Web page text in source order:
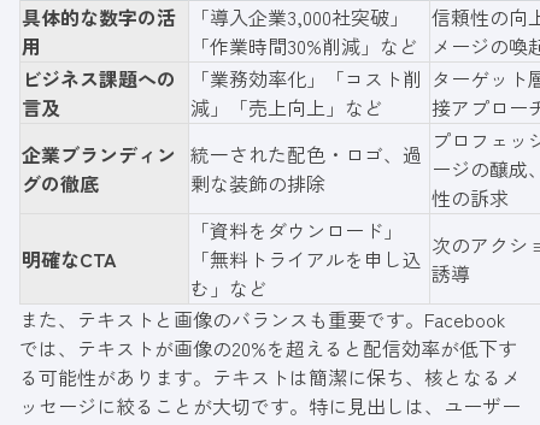
具体的な数字の活
用
「導入企業3,000社突破」
「作業時間30%削減」など
信頼性の向
メージの喚
ビジネス課題への
言及
「業務効率化」「コスト削
減」「売上向上」など
ターゲット
接アプロー
企業ブランディン
グの徹底
統一された配色・ロゴ、過
剰な装飾の排除
プロフェッ
ージの醸成
性の訴求
明確なCTA
「資料をダウンロード」
「無料トライアルを申し込
む」など
次のアクシ
誘導
また、テキストと画像のバランスも重要です。Facebook
では、テキストが画像の20%を超えると配信効率が低下す
る可能性があります。テキストは簡潔に保ち、核となるメ
ッセージに絞ることが大切です。特に見出しは、ユーザー